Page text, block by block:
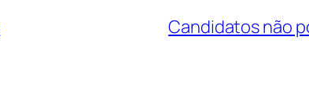
Candidatos não